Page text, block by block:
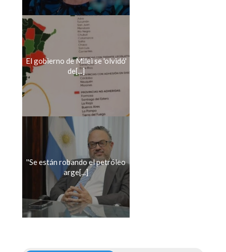
El gobierno de Milei se 'olvidó'
de[...]
''Se están robando el petróleo
arge[...]